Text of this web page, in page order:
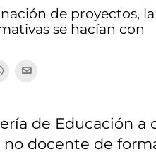
de proyectos, la
se hacían con
de Educación a
no docente de